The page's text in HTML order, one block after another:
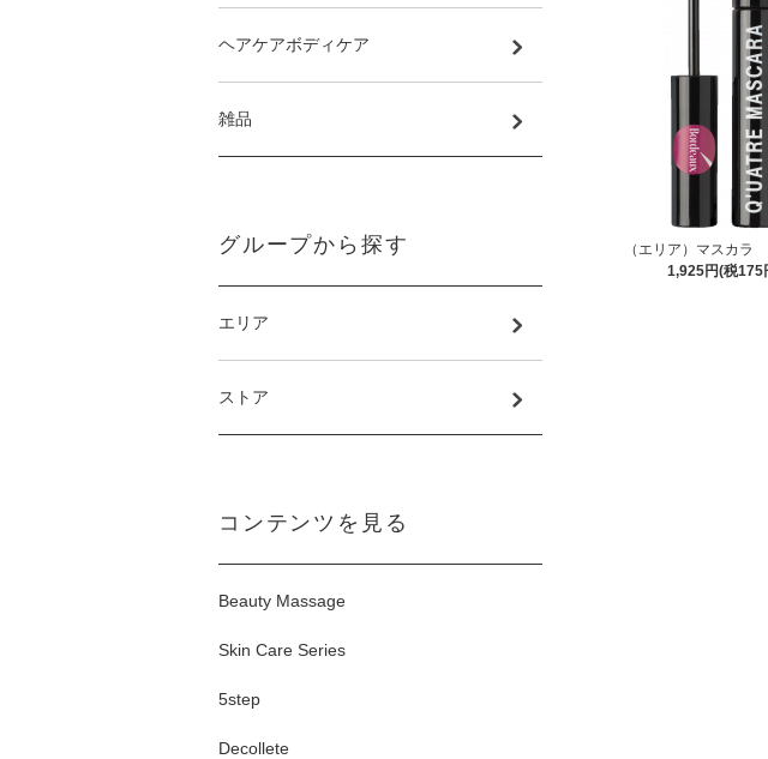
（エリア）マスカラ
1,925円(税175
ヘアケアボディケア
雑品
グループから探す
エリア
ストア
コンテンツを見る
Beauty Massage
Skin Care Series
5step
Decollete